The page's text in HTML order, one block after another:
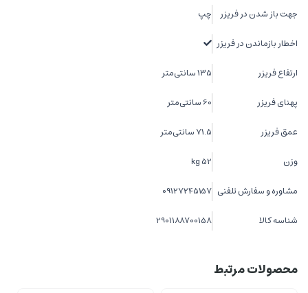
جهت باز شدن در فریزر چپ
اخطار بازماندن در فریزر
ارتفاع فریزر 135 سانتی‌متر
پهنای فریزر 60 سانتی‌متر
عمق فریزر 71.5 سانتی‌متر
وزن 52 kg
مشاوره و سفارش تلفنی 09127245157
شناسه کالا 2901188700158
محصولات مرتبط